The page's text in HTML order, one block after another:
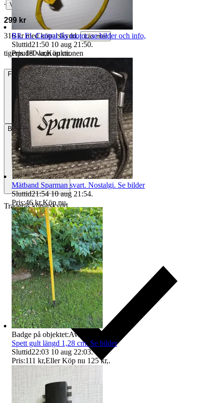
∙ Visa bud
299 kr
316 kr med köparskydd. Läs mer
tigerpudel vann auktionen
FraktFrån 59 kr
Betalning Via Tradera
Traderas köparskydd
Bil. El. Central lås motor. se bilder och info,
Sluttid21:50 10 aug 21:50.
Pris:180 kr,Köp nu.
Mätband Sparman svart. Nostalgi. Se bilder
Sluttid21:54 10 aug 21:54.
Pris:46 kr,Köp nu.
Badge på objektet:Avhämtning
Spett gult längd 1,28 cm. Se bilder
Sluttid22:03 10 aug 22:03.
Pris:111 kr,Eller Köp nu 125 kr,.